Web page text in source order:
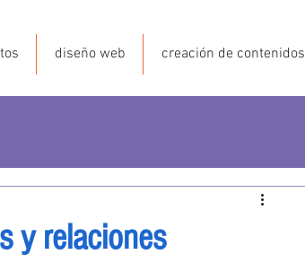
diseño web creación de contenidos
y relaciones